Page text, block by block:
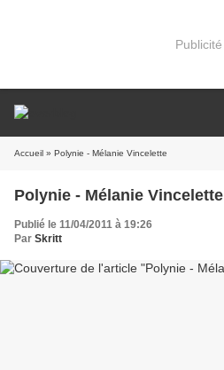
Publicité
Accueil » Polynie - Mélanie Vincelette
Polynie - Mélanie Vincelette
Publié le 11/04/2011 à 19:26
Par Skritt